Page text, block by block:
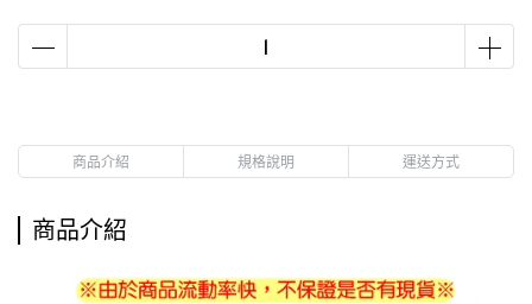
商品介紹 規格說明 運送方式
商品介紹